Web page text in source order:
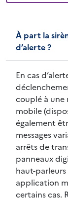
À part la
d’alerte ?
En cas
couplé à
mobile
également
messages
arrêts de
panneaux
haut-
application
certains cas.